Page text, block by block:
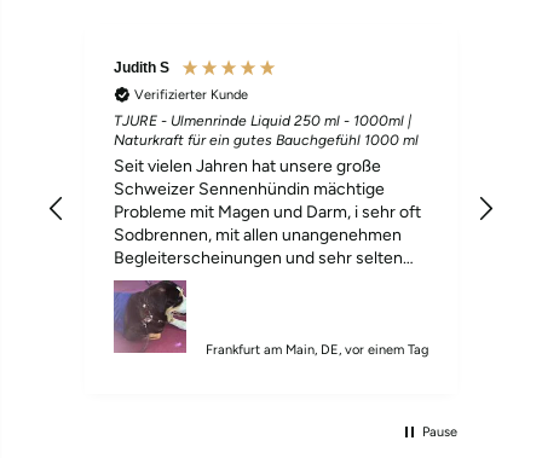
Judith S
Verifizierter Kunde
TJURE - Ulmenrinde Liquid 250 ml - 1000ml |
Naturkraft für ein gutes Bauchgefühl 1000 ml
Seit vielen Jahren hat unsere große
Schweizer Sennenhündin mächtige
Probleme mit Magen und Darm, i sehr oft
Sodbrennen, mit allen unangenehmen
Begleiterscheinungen und sehr selten
normalen Stulhlgang.Wir haben so viel
probiert,so viele Medikamente vom
Tierarzt,nichts half länger als 3 Tage.Dann
entdeckten wir die Ulmenrinde,starteten
Frankfurt am Main, DE, vor einem Tag
Pause